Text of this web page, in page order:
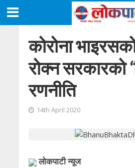
कोरोना
रोक्न सरकारको
रणनीति
14th April 2020
लोकपाटी न्यूज